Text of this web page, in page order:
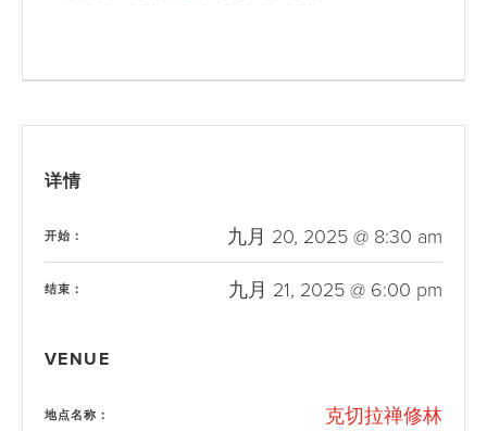
详情
开始： 九月 20, 2025 @ 8:30 am
结束： 九月 21, 2025 @ 6:00 pm
VENUE
地点名称： 克切拉禅修林